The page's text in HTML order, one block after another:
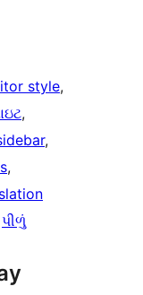
style
પીળું